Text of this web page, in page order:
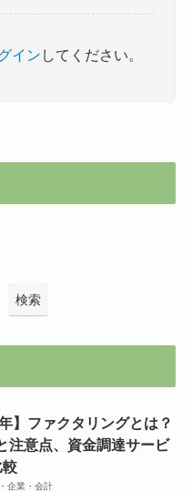
イン してください。
検索
年】ファクタリングとは？
注意点、資金調達サービ
較
企業・会計